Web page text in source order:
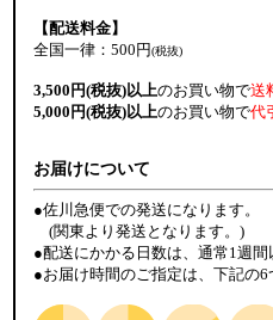
【配送料金】
全国一律：500円(税抜)
3,500円(税抜)以上のお買い物で送
5,000円(税抜)以上のお買い物で代
お届けについて
●佐川急便での発送になります。
(関東より発送となります。)
●配送にかかる日数は、通常1週
●お届け時間のご指定は、下記の